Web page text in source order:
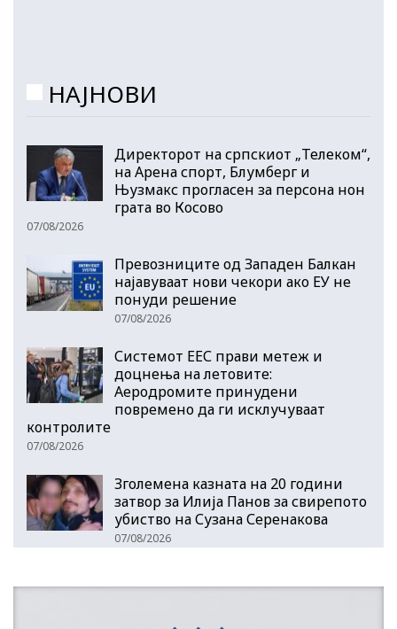
НАЈНОВИ
Директорот на српскиот „Телеком“,
на Арена спорт, Блумберг и
Њузмакс прогласен за персона нон
грата во Косово
07/08/2026
Превозниците од Западен Балкан
најавуваат нови чекори ако ЕУ не
понуди решение
07/08/2026
Системот ЕЕС прави метеж и
доцнења на летовите:
Аеродромите принудени
повремено да ги исклучуваат
контролите
07/08/2026
Зголемена казната на 20 години
затвор за Илија Панов за свирепото
убиство на Сузана Серенакова
07/08/2026